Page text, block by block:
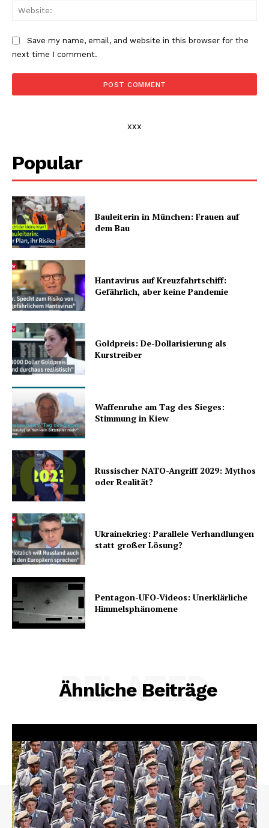
Save my name, email, and website in this browser for the
next time I comment.
xxx
Popular
Bauleiterin in München: Frauen auf
dem Bau
Hantavirus auf Kreuzfahrtschiff:
Gefährlich, aber keine Pandemie
Goldpreis: De-Dollarisierung als
Kurstreiber
Waffenruhe am Tag des Sieges:
Stimmung in Kiew
Russischer NATO-Angriff 2029: Mythos
oder Realität?
Ukrainekrieg: Parallele Verhandlungen
statt großer Lösung?
Pentagon-UFO-Videos: Unerklärliche
Himmelsphänomene
Ähnliche Beiträge
RELATED